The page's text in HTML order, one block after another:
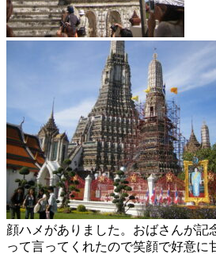
顔ハメがありました。おばさんが記
って言ってくれたので笑顔で好意に